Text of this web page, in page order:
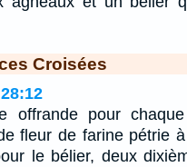
Croisées
offrande pour
fleur de farine pétrie
le bélier, deux